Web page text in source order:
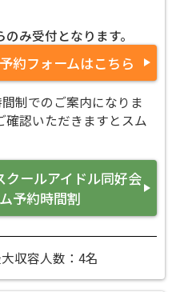
み受付となります。
約フォームはこちら
制でのご案内になりま
確認いただきますとスム
クールアイドル同好会
予約時間割
収容人数：4名